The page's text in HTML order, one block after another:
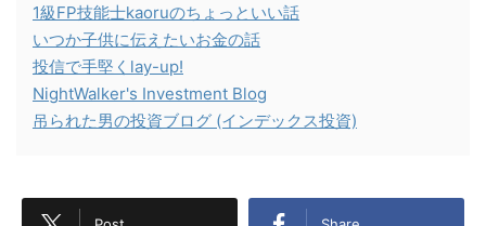
1級FP技能士kaoruのちょっといい話
いつか子供に伝えたいお金の話
投信で手堅くlay-up!
NightWalker's Investment Blog
吊られた男の投資ブログ (インデックス投資)